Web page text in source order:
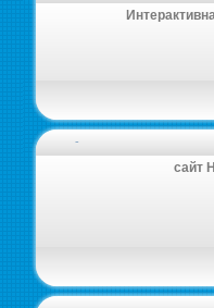
-
сайт